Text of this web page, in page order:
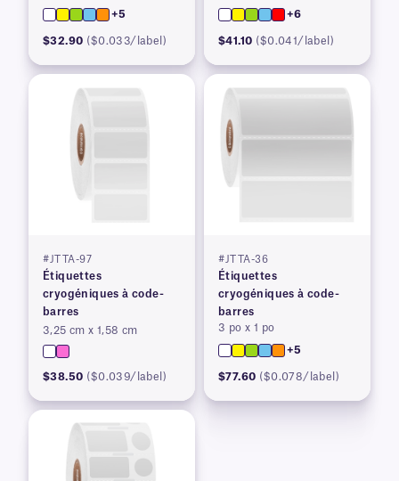
+5
$32.90 ($0.033/label)
+6
$41.10 ($0.041/label)
#JTTA-97
Étiquettes
cryogéniques à code-
barres
3,25 cm x 1,58 cm
$38.50 ($0.039/label)
#JTTA-36
Étiquettes
cryogéniques à code-
barres
3 po x 1 po
+5
$77.60 ($0.078/label)